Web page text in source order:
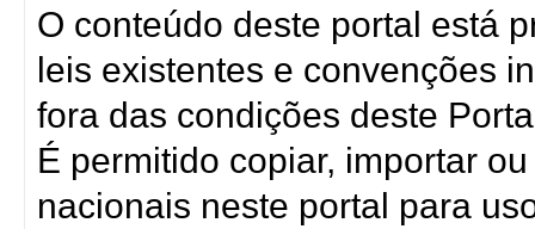
O conteúdo deste portal está
leis existentes e convenções
fora das condições deste
É permitido copiar, importar
nacionais neste portal para